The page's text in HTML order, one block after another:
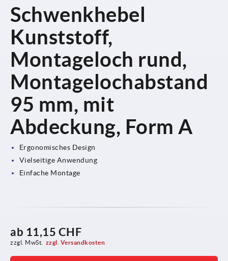
Schwenkhebel
Kunststoff,
Montageloch rund,
Montagelochabstand
95 mm, mit
Abdeckung, Form A
Ergonomisches Design
Vielseitige Anwendung
Einfache Montage
ab 11,15 CHF
zzgl. MwSt. zzgl. Versandkosten